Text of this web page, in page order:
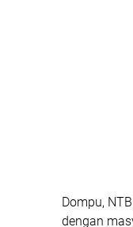
Dompu,
dengan